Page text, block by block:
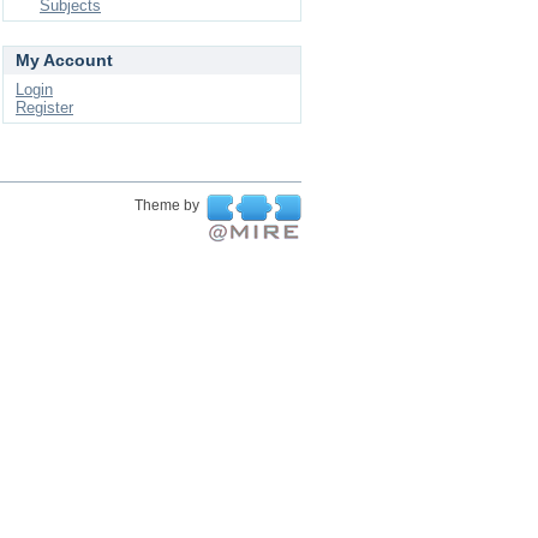
Subjects
My Account
Login
Register
Theme by